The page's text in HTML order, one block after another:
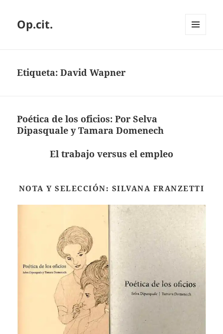
Op.cit.
Etiqueta:David Wapner
Poética de los oficios: Por Selva
Dipasquale y Tamara Domenech
El trabajo versus el empleo
NOTA Y SELECCIÓN: SILVANA FRANZETTI